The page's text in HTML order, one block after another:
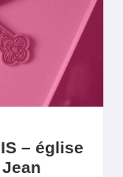
– église